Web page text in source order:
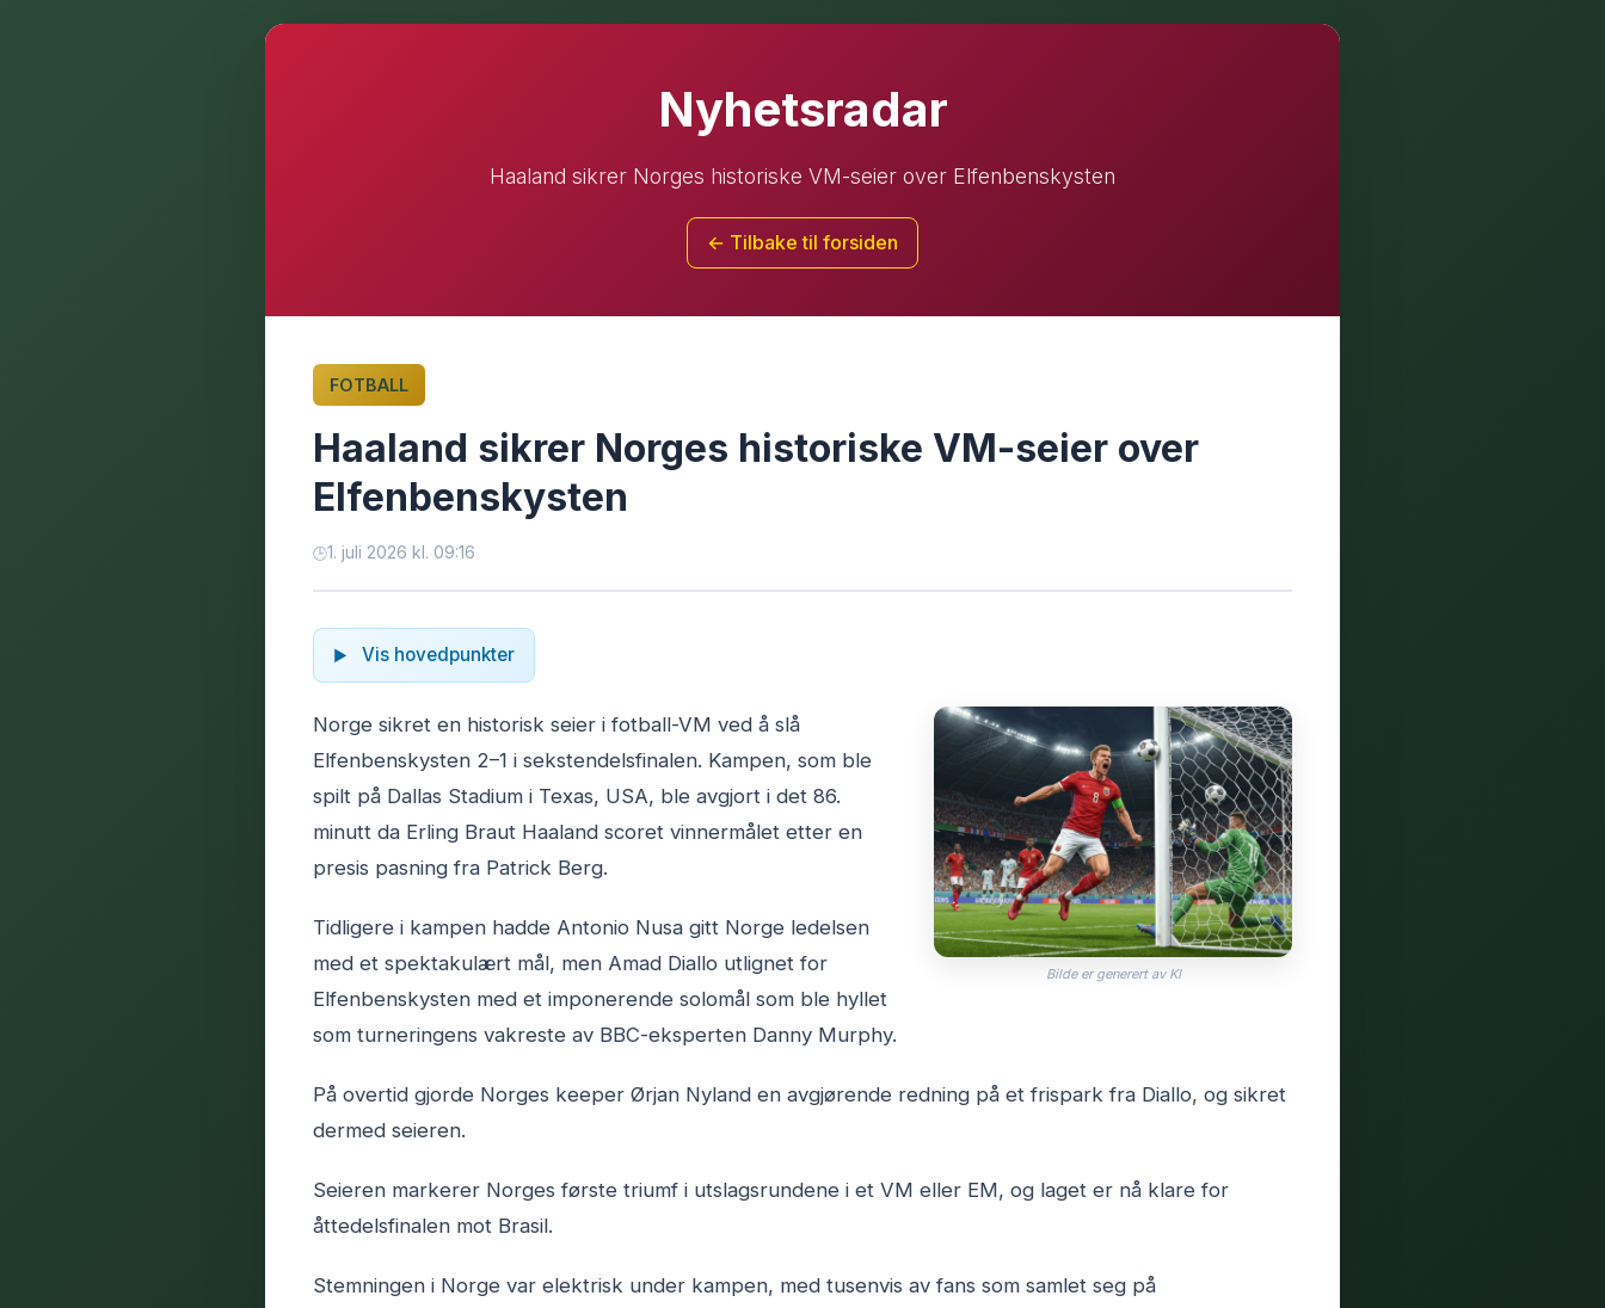
Nyhetsradar
Haaland sikrer Norges historiske VM-seier over Elfenbenskysten
← Tilbake til forsiden
FOTBALL
Haaland sikrer Norges historiske VM-seier over
Elfenbenskysten
1. juli 2026 kl. 09:16
Vis hovedpunkter
Bilde er generert av KI
Norge sikret en historisk seier i fotball-VM ved å slå
Elfenbenskysten 2–1 i sekstendelsfinalen. Kampen, som ble
spilt på Dallas Stadium i Texas, USA, ble avgjort i det 86.
minutt da Erling Braut Haaland scoret vinnermålet etter en
presis pasning fra Patrick Berg.
Tidligere i kampen hadde Antonio Nusa gitt Norge ledelsen
med et spektakulært mål, men Amad Diallo utlignet for
Elfenbenskysten med et imponerende solomål som ble hyllet
som turneringens vakreste av BBC-eksperten Danny Murphy.
På overtid gjorde Norges keeper Ørjan Nyland en avgjørende redning på et frispark fra Diallo, og sikret
dermed seieren.
Seieren markerer Norges første triumf i utslagsrundene i et VM eller EM, og laget er nå klare for
åttedelsfinalen mot Brasil.
Stemningen i Norge var elektrisk under kampen, med tusenvis av fans som samlet seg på